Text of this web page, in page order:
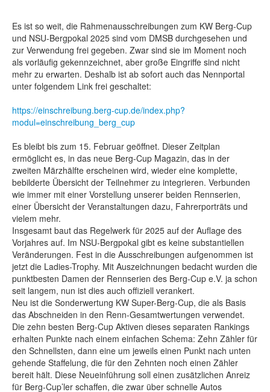
Es ist so weit, die Rahmenausschreibungen zum KW Berg-Cup
und NSU-Bergpokal 2025 sind vom DMSB durchgesehen und
zur Verwendung frei gegeben. Zwar sind sie im Moment noch
als vorläufig gekennzeichnet, aber große Eingriffe sind nicht
mehr zu erwarten. Deshalb ist ab sofort auch das Nennportal
unter folgendem Link frei geschaltet:
https://einschreibung.berg-cup.de/index.php?
modul=einschreibung_berg_cup
Es bleibt bis zum 15. Februar geöffnet. Dieser Zeitplan
ermöglicht es, in das neue Berg-Cup Magazin, das in der
zweiten Märzhälfte erscheinen wird, wieder eine komplette,
bebilderte Übersicht der Teilnehmer zu integrieren. Verbunden
wie immer mit einer Vorstellung unserer beiden Rennserien,
einer Übersicht der Veranstaltungen dazu, Fahrerporträts und
vielem mehr.
Insgesamt baut das Regelwerk für 2025 auf der Auflage des
Vorjahres auf. Im NSU-Bergpokal gibt es keine substantiellen
Veränderungen. Fest in die Ausschreibungen aufgenommen ist
jetzt die Ladies-Trophy. Mit Auszeichnungen bedacht wurden die
punktbesten Damen der Rennserien des Berg-Cup e.V. ja schon
seit langem, nun ist dies auch offiziell verankert.
Neu ist die Sonderwertung KW Super-Berg-Cup, die als Basis
das Abschneiden in den Renn-Gesamtwertungen verwendet.
Die zehn besten Berg-Cup Aktiven dieses separaten Rankings
erhalten Punkte nach einem einfachen Schema: Zehn Zähler für
den Schnellsten, dann eine um jeweils einen Punkt nach unten
gehende Staffelung, die für den Zehnten noch einen Zähler
bereit hält. Diese Neueinführung soll einen zusätzlichen Anreiz
für Berg-Cup’ler schaffen, die zwar über schnelle Autos